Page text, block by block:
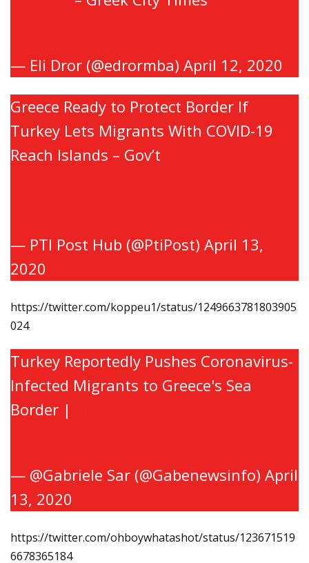
— Eli Dror (@edrormba) April 12, 2020
Greece Ready to Protect Border If
Turkey Lets Migrants With COVID-19
Reach Islands – Gov’t
— PTI Post Hub (@PtiPost) April 13,
2020
https://twitter.com/koppeu1/status/1249663781803905
024
Turkey Reportedly Pushes Coronavirus-
Infected Migrants to Greece's Sea
Border |
— @Gabriele Sar (@Gabenewsinfo) April
13, 2020
https://twitter.com/ohboywhatashot/status/123671519
6678365184